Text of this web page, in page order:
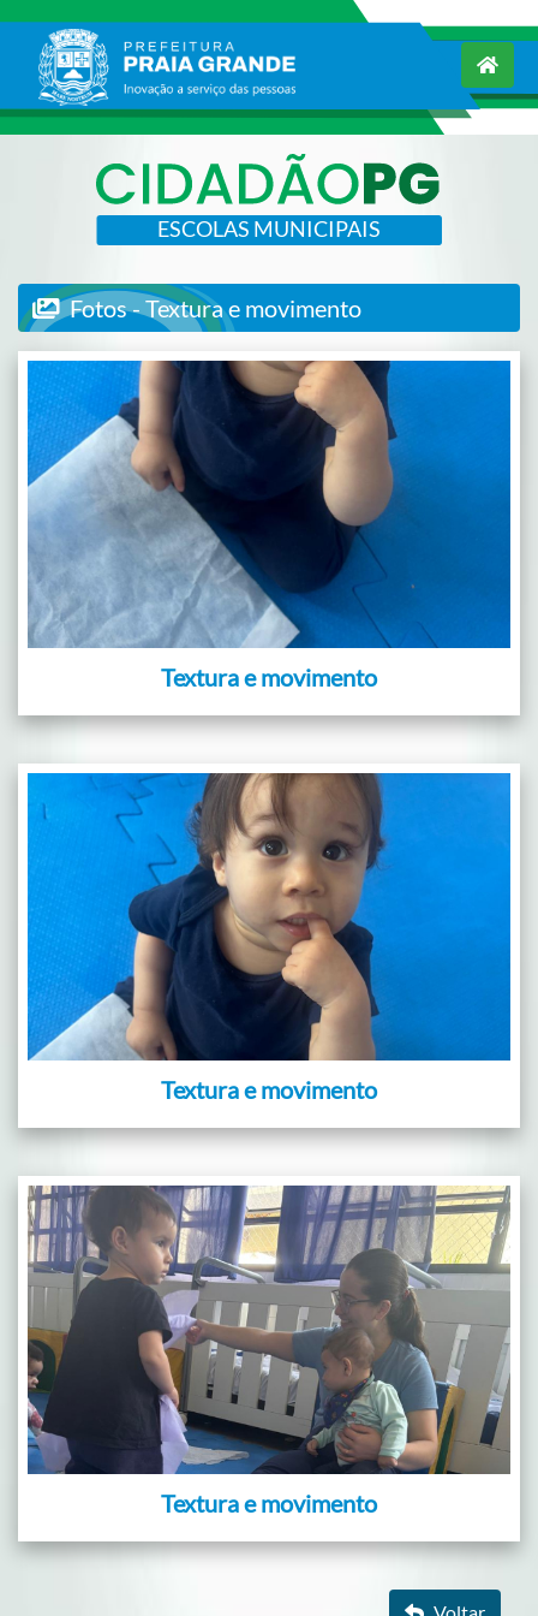
ESCOLAS MUNICIPAIS
Fotos - Textura e movimento
Textura e movimento
Textura e movimento
Textura e movimento
Voltar